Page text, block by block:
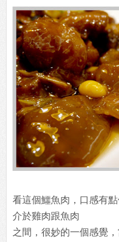
看這個鱷魚肉，口感有
介於雞肉跟魚肉
之間，很妙的一個感覺